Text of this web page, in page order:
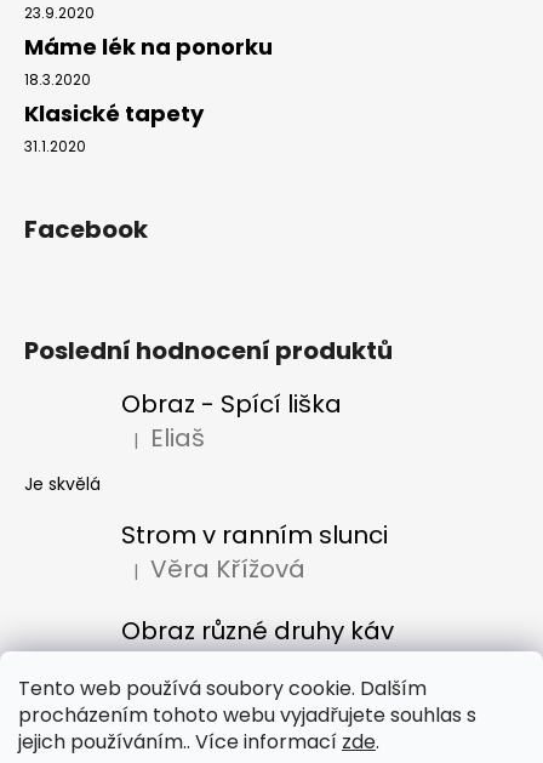
Tento web používá soubory cookie. Dalším
procházením tohoto webu vyjadřujete souhlas s
jejich používáním.. Více informací zde.
23.9.2020
Máme lék na ponorku
18.3.2020
Klasické tapety
31.1.2020
Facebook
Poslední hodnocení produktů
Obraz - Spící liška
Hodnocení produktu je 5 z 5 hvězdiček.
| Eliaš
Je skvělá
Strom v ranním slunci
Hodnocení produktu je 5 z 5 hvězdiček.
| Věra Křížová
Obraz různé druhy káv
Hodnocení produktu je 5 z 5 hvězdiček.